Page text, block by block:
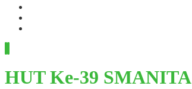
HUT Ke-39 SMANITA